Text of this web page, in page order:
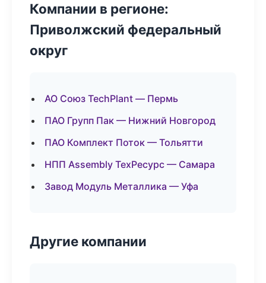
Компании в регионе:
Приволжский федеральный
округ
АО Союз TechPlant — Пермь
ПАО Групп Пак — Нижний Новгород
ПАО Комплект Поток — Тольятти
НПП Assembly ТехРесурс — Самара
Завод Модуль Металлика — Уфа
Другие компании